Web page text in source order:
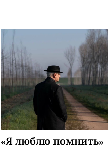
«Я люблю помнить»